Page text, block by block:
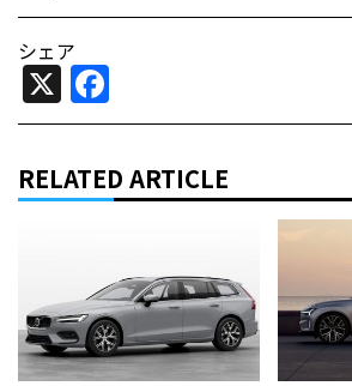
シェア
X
RELATED ARTICLE